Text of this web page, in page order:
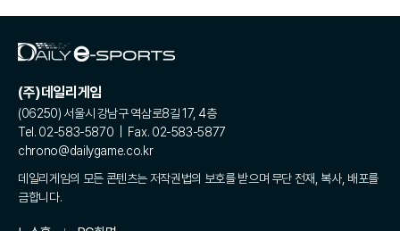
(주)데일리게임
(06250) 서울시 강남구 역삼로8길 17, 4층
Tel. 02-583-5870 | Fax. 02-583-5877
chrono@dailygame.co.kr
데일리게임의 모든 콘텐츠는 저작권법의 보호를 받으며 무단 전재, 복사, 배포를
금합니다.